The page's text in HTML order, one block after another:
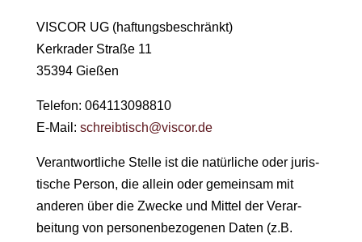
VISCOR UG (haf­tungs­beschränkt)
Kerkrad­er Straße 11
35394 Gießen
Tele­fon: 064113098810
E‑Mail: schreibtisch@viscor.de
Ver­ant­wortliche Stelle ist die natür­liche oder juris­
tis­che Per­son, die allein oder gemein­sam mit
anderen über die Zwecke und Mit­tel der Ver­ar­
beitung von per­so­n­en­be­zo­ge­nen Dat­en (z.B.